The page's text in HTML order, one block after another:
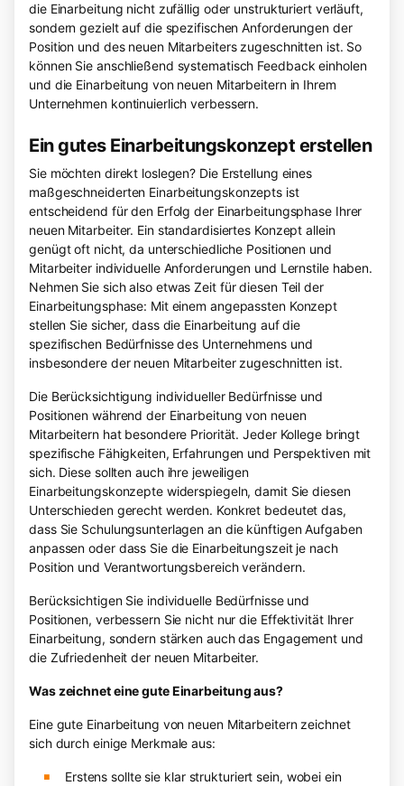
die Einarbeitung nicht zufällig oder unstrukturiert verläuft,
sondern gezielt auf die spezifischen Anforderungen der
Position und des neuen Mitarbeiters zugeschnitten ist. So
können Sie anschließend systematisch Feedback einholen
und die Einarbeitung von neuen Mitarbeitern in Ihrem
Unternehmen kontinuierlich verbessern.
Ein gutes Einarbeitungskonzept erstellen
Sie möchten direkt loslegen? Die Erstellung eines
maßgeschneiderten Einarbeitungskonzepts ist
entscheidend für den Erfolg der Einarbeitungsphase Ihrer
neuen Mitarbeiter. Ein standardisiertes Konzept allein
genügt oft nicht, da unterschiedliche Positionen und
Mitarbeiter individuelle Anforderungen und Lernstile haben.
Nehmen Sie sich also etwas Zeit für diesen Teil der
Einarbeitungsphase: Mit einem angepassten Konzept
stellen Sie sicher, dass die Einarbeitung auf die
spezifischen Bedürfnisse des Unternehmens und
insbesondere der neuen Mitarbeiter zugeschnitten ist.
Die Berücksichtigung individueller Bedürfnisse und
Positionen während der Einarbeitung von neuen
Mitarbeitern hat besondere Priorität. Jeder Kollege bringt
spezifische Fähigkeiten, Erfahrungen und Perspektiven mit
sich. Diese sollten auch ihre jeweiligen
Einarbeitungskonzepte widerspiegeln, damit Sie diesen
Unterschieden gerecht werden. Konkret bedeutet das,
dass Sie Schulungsunterlagen an die künftigen Aufgaben
anpassen oder dass Sie die Einarbeitungszeit je nach
Position und Verantwortungsbereich verändern.
Berücksichtigen Sie individuelle Bedürfnisse und
Positionen, verbessern Sie nicht nur die Effektivität Ihrer
Einarbeitung, sondern stärken auch das Engagement und
die Zufriedenheit der neuen Mitarbeiter.
Was zeichnet eine gute Einarbeitung aus?
Eine gute Einarbeitung von neuen Mitarbeitern zeichnet
sich durch einige Merkmale aus:
Erstens sollte sie klar strukturiert sein, wobei ein